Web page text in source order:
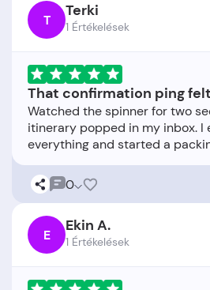
T Terki
1 Értékelések
That confirmation ping
Watched the spinner for two
itinerary popped in my inbox. I
0
E Ekin A.
1 Értékelések